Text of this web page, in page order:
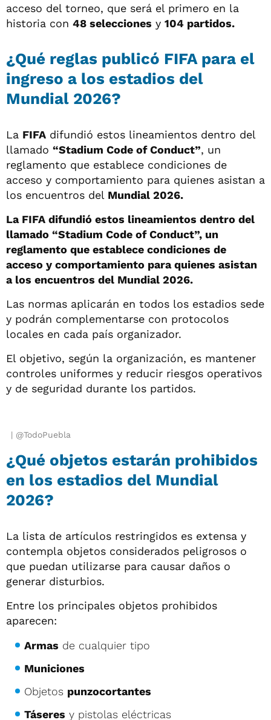
acceso del torneo, que será el primero en la
historia con 48 selecciones y 104 partidos.
¿Qué reglas publicó FIFA para el
ingreso a los estadios del
Mundial 2026?
La FIFA difundió estos lineamientos dentro del
llamado “Stadium Code of Conduct”, un
reglamento que establece condiciones de
acceso y comportamiento para quienes asistan a
los encuentros del Mundial 2026.
La FIFA difundió estos lineamientos dentro del
llamado “Stadium Code of Conduct”, un
reglamento que establece condiciones de
acceso y comportamiento para quienes asistan
a los encuentros del Mundial 2026.
Las normas aplicarán en todos los estadios sede
y podrán complementarse con protocolos
locales en cada país organizador.
El objetivo, según la organización, es mantener
controles uniformes y reducir riesgos operativos
y de seguridad durante los partidos.
@TodoPuebla
¿Qué objetos estarán prohibidos
en los estadios del Mundial
2026?
La lista de artículos restringidos es extensa y
contempla objetos considerados peligrosos o
que puedan utilizarse para causar daños o
generar disturbios.
Entre los principales objetos prohibidos
aparecen:
Armas de cualquier tipo
Municiones
Objetos punzocortantes
Táseres y pistolas eléctricas